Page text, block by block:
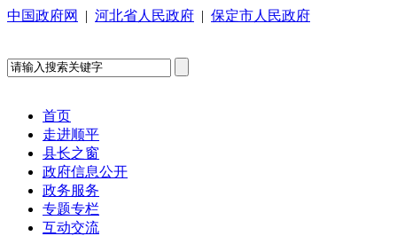
中国政府网 | 河北省人民政府 | 保定市人民政府
首页
走进顺平
县长之窗
政府信息公开
政务服务
专题专栏
互动交流